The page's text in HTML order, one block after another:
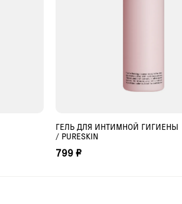
ДОБАВИТЬ В КОРЗИНУ
ГЕЛЬ ДЛЯ ИНТИМНОЙ ГИГИЕНЫ
/ PURESKIN
799 ₽